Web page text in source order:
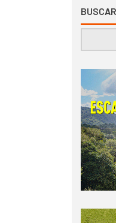
BUSCAR